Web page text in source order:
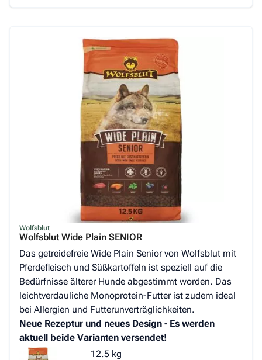
Wolfsblut
Wolfsblut Wide Plain SENIOR
Das getreidefreie Wide Plain Senior von Wolfsblut mit
Pferdefleisch und Süßkartoffeln ist speziell auf die
Bedürfnisse älterer Hunde abgestimmt worden. Das
leichtverdauliche Monoprotein-Futter ist zudem ideal
bei Allergien und Futterunverträglichkeiten.
Neue Rezeptur und neues Design - Es werden
aktuell beide Varianten versendet!
12.5 kg